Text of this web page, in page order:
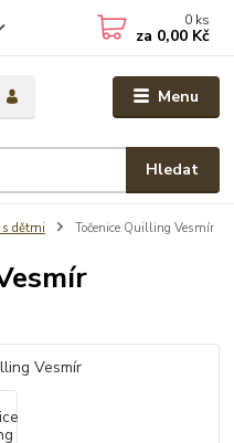
Menu
Hledat
0 ks
za 0,00 Kč
s dětmi Točenice Quilling Vesmír